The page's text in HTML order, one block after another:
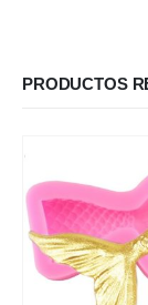
PRODUCTOS